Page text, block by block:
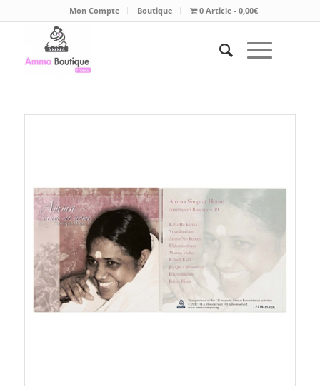
Mon Compte Boutique 0 Article 0,00€